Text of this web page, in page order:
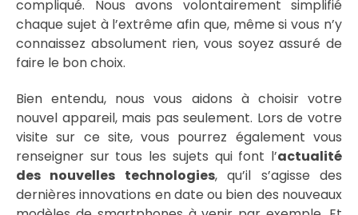
compliqué. Nous avons volontairement simplifié
chaque sujet à l’extrême afin que, même si vous n’y
connaissez absolument rien, vous soyez assuré de
faire le bon choix.
Bien entendu, nous vous aidons à choisir votre
nouvel appareil, mais pas seulement. Lors de votre
visite sur ce site, vous pourrez également vous
renseigner sur tous les sujets qui font l’actualité
des nouvelles technologies, qu’il s’agisse des
dernières innovations en date ou bien des nouveaux